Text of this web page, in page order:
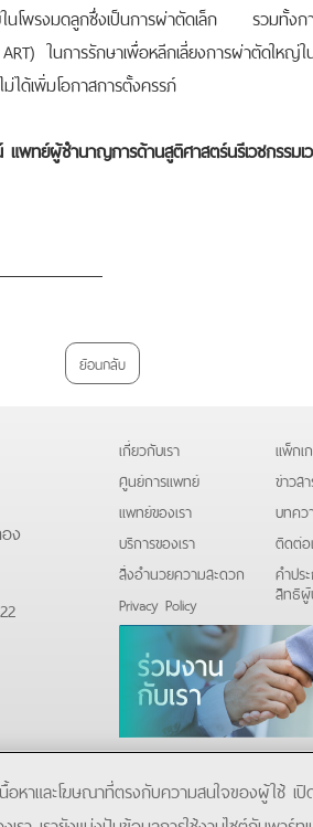
พรงมดลูกซึ่งเป็นการผ่าตัดเล็ก รวมทั้งการ
ในการรักษาเพื่อหลีกเลี่ยงการผ่าตัดใหญ่
ได้เพิ่มโอกาสการตั้งครรภ์
ทย์ผู้ชำนาญการด้านสูติศาสตร์นรีเวชกรรมเ
ย้อนกลับ
ง
เกี่ยวกับเรา
ศูนย์การแพทย์
แพทย์ของเรา
บริการของเรา
สิ่งอำนวยความสะดวก
Privacy Policy
แพ็กเ
ข่าวส
บทคว
ติดต่อ
คําปร
สิทธิ
อหาและโฆษณาที่ตรงกับความสนใจของผู้ใช้ เปิ